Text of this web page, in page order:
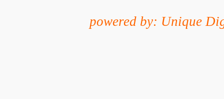
powered by: Unique